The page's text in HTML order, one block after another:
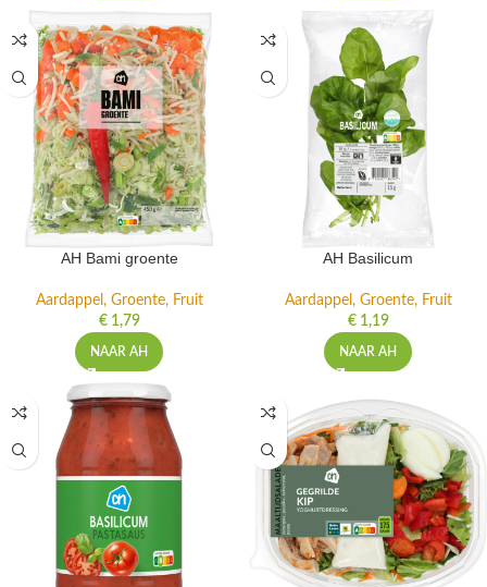
AH Bami groente
Aardappel, Groente, Fruit
€1,79
NAAR AH
AH Basilicum
Aardappel, Groente, Fruit
€1,19
NAAR AH